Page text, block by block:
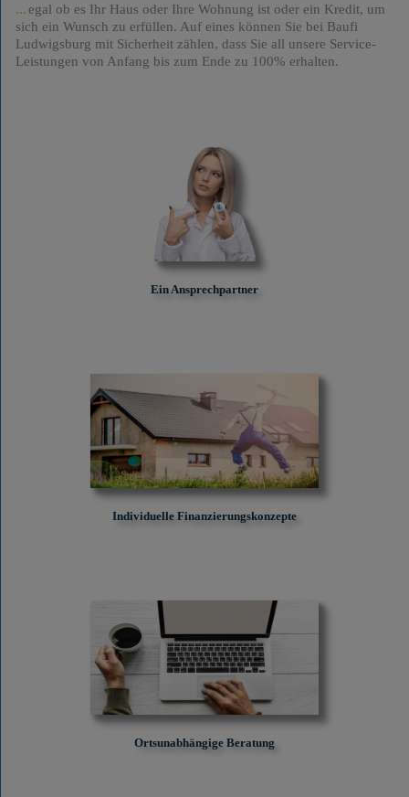
egal ob es Ihr Haus oder Ihre Wohnung ist oder ein Kredit, um
sich ein Wunsch zu erfüllen. Auf eines können Sie bei Baufi
Ludwigsburg mit Sicherheit zählen, dass Sie all unsere Service-
Leistungen von Anfang bis zum Ende zu 100% erhalten.
Ein Ansprechpartner
Individuelle Finanzierungskonzepte
Ortsunabhängige Beratung